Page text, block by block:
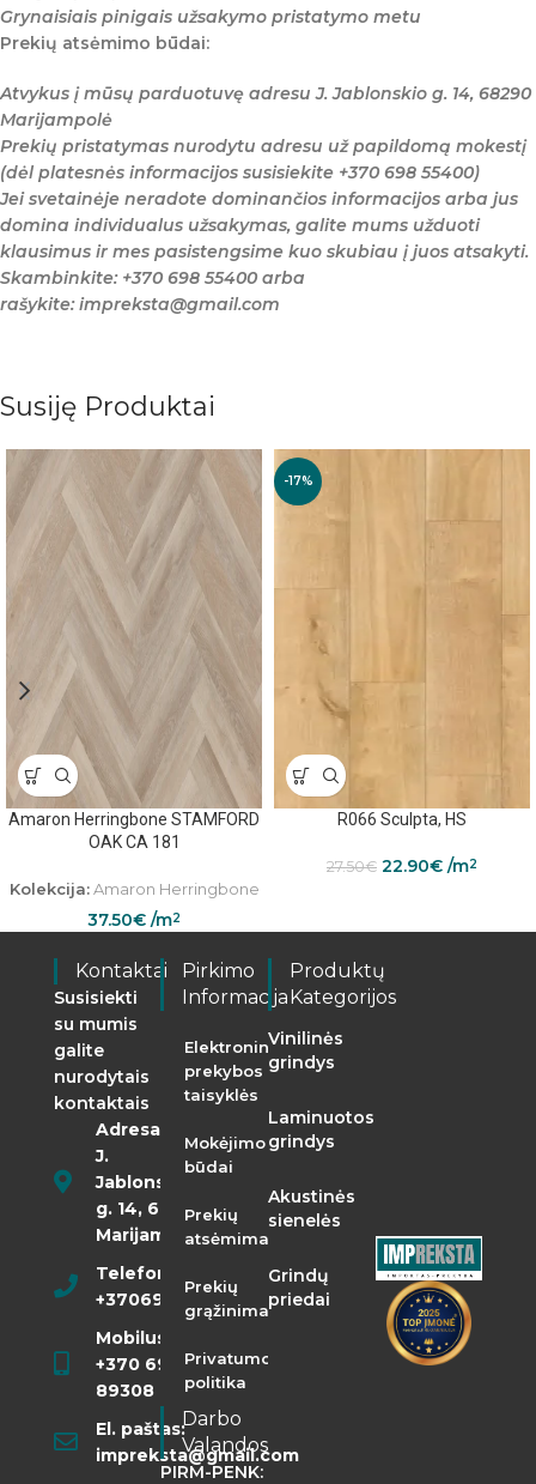
Grynaisiais pinigais užsakymo pristatymo metu
Prekių atsėmimo būdai:
Atvykus į mūsų parduotuvę adresu J. Jablonskio g. 14, 68290
Marijampolė
Prekių pristatymas nurodytu adresu už papildomą mokestį
(dėl platesnės informacijos susisiekite +370 698 55400)
Jei svetainėje neradote dominančios informacijos arba jus
domina individualus užsakymas, galite mums užduoti
klausimus ir mes pasistengsime kuo skubiau į juos atsakyti.
Skambinkite: +370 698 55400 arba
rašykite: impreksta@gmail.com
Susiję Produktai
Amaron Herringbone STAMFORD
OAK CA 181
Kolekcija:Amaron Herringbone
37.50€ /m2
-17%
R066 Sculpta, HS
27.50€ 22.90€ /m2
Kontaktai
Susisiekti
su mumis
galite
nurodytais
kontaktais
Adresas:
J.
Jablonskio
g. 14, 68290
Marijampolė
Telefonas:
+37069855400
Mobilusis:
+370 698
89308
El. paštas:
impreksta@gmail.com
Pirkimo
Informacija
Elektroninės
prekybos
taisyklės
Mokėjimo
būdai
Prekių
atsėmimas
Prekių
grąžinimas
Privatumo
politika
Darbo
Valandos
PIRM-PENK:
Produktų
Kategorijos
Vinilinės
grindys
Laminuotos
grindys
Akustinės
sienelės
Grindų
priedai